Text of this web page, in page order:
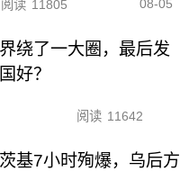
阅读 11805 08-05
绕了一大圈，最后发
好？
阅读 11642
基7小时殉爆，乌后方